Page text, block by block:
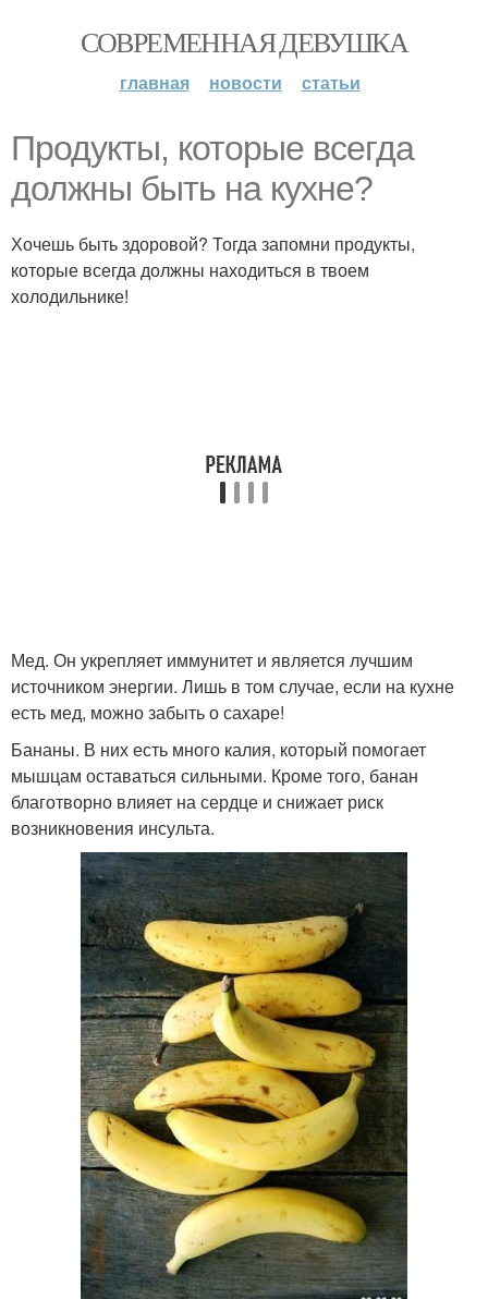
СОВРЕМЕННАЯ ДЕВУШКА
главная новости статьи
Продукты, которые всегда
должны быть на кухне?
Хочешь быть здоровой? Тогда запомни продукты,
которые всегда должны находиться в твоем
холодильнике!
Мед. Он укрепляет иммунитет и является лучшим
источником энергии. Лишь в том случае, если на кухне
есть мед, можно забыть о сахаре!
Бананы. В них есть много калия, который помогает
мышцам оставаться сильными. Кроме того, банан
благотворно влияет на сердце и снижает риск
возникновения инсульта.